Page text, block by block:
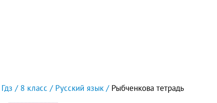
Гдз 8 класс Русский язык Рыбченкова тетрадь